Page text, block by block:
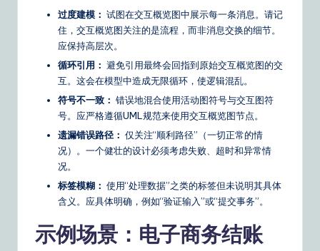
过度建模： 试图在交互概览图中展示每一条消息。请记
住，交互概览图关注的是流程，而非消息交换的细节。
应保持高层次。
循环引用： 避免引用最终会回指到原始交互概览图的交
互。这会在模型中造成无限循环，使逻辑混乱。
符号不一致： 错误地混合使用活动图符号与交互图符
号。应严格遵循UML规范来使用交互概览图节点。
遗漏错误路径： 仅关注“顺利路径”（一切正常的情
况）。一个健壮的设计必须考虑失败、超时和异常情
况。
标签模糊： 使用“处理数据”之类的标签但未说明其具体
含义。应具体明确，例如“验证输入”或“提交事务”。
示例场景：电子商务结账